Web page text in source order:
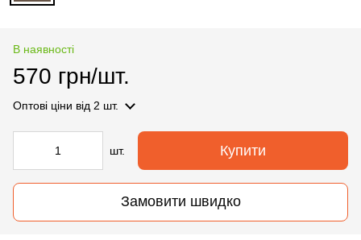
В наявності
570 грн/шт.
Оптові ціни від 2 шт.
шт. Купити
Замовити швидко